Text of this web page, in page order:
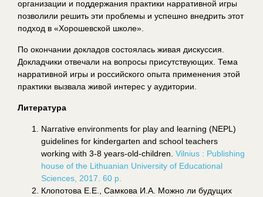
организации и поддержания практики нарративной игры
позволили решить эти проблемы и успешно внедрить этот
подход в «Хорошевской школе».
По окончании докладов состоялась живая дискуссия.
Докладчики отвечали на вопросы присутствующих. Тема
нарративной игры и российского опыта применения этой
практики вызвала живой интерес у аудитории.
Литература
Narrative environments for play and learning (NEPL)
guidelines for kindergarten and school teachers
working with 3-8 years-old-children. Vilnius : Publishing
house of the Lithuanian University of Educational
Sciences, 2017. 60 p.
Клопотова Е.Е., Самкова И.А. Можно ли будущих